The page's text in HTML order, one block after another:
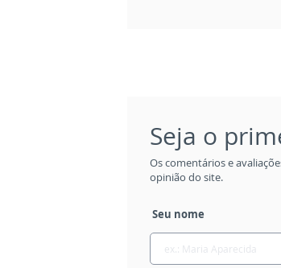
Seja o
Os comentários e
opinião do site.
Seu nome